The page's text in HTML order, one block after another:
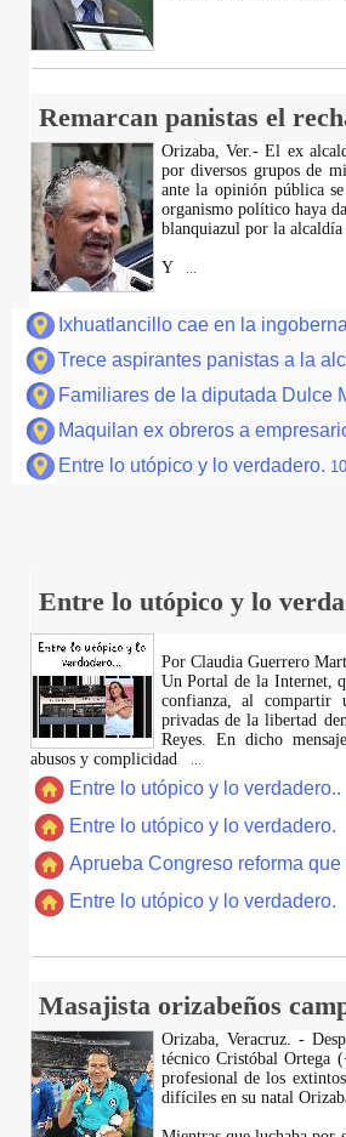
Remarcan panistas el
Orizaba, Ver.- El ex
por diversos grupos de
ante la opinión pública
organismo político haya
blanquiazul por la alcaldía
Y
Ixhuatlancillo cae en la
Trece aspirantes panistas a la
Familiares de la diputada Dulce
Maquilan ex obreros a
Entre lo utópico y lo verdadero.
Entre lo utópico y lo
Por Claudia Guerrero
​Un Portal de la Internet,
confianza, al compartir
privadas de la libertad
Reyes. En dicho
abusos y complicidad
Entre lo utópico y lo verdadero..
Entre lo utópico y lo verdadero.
Aprueba Congreso reforma
Entre lo utópico y lo verdadero.
Masajista orizabeños
Orizaba, Veracruz. -
técnico Cristóbal Ortega
profesional de los
difíciles en su natal